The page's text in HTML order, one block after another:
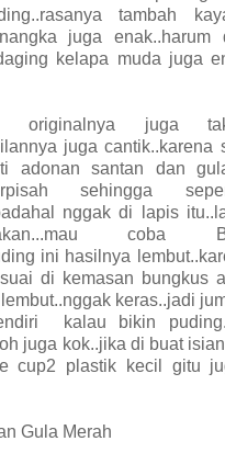
tambah
juga enak..harum
kelapa muda juga
originalnya juga
juga cantik..karena
adonan santan dan
sehingga
nggak di lapis
coba
ini hasilnya
di kemasan bungkus
keras..jadi
kalau bikin
juga kok..jika di buat
cup2 plastik kecil gitu
Gula Merah